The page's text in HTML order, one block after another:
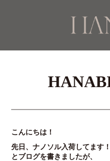
こんにちは！
先日、ナノソル入荷してます！
とブログを書きましたが、